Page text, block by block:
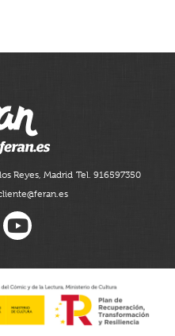
Reyes, Madrid Tel. 916597350